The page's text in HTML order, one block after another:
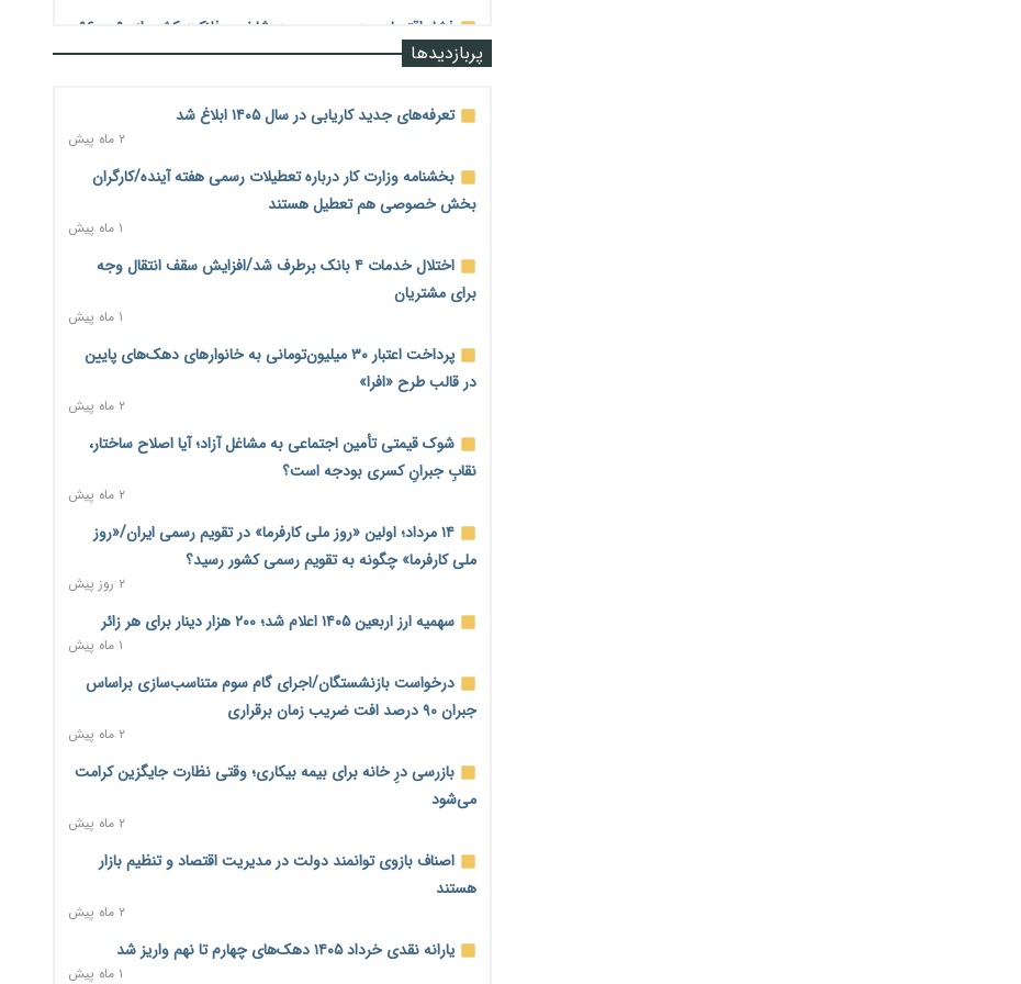
فشار اقتصادی در مسیر صعود؛ شاخص فلاکت کشور از ۹۰ به ۹۶
درصد رسید
رشد ۷۵ هزار میلیاردی بازار خرید اعتباری؛ فین‌تک‌ها وارد میدان
۲ روز پیش
احتمال اختلال ۲۴ ساعته در سامانه‌های تأمین اجتماعی
۲ روز پیش
آغاز اجرای پایلوت «ردا کارت» برای دانشجویان تحصیلات تکمیلی
محدودیت تازه برای شبکه بانکی؛ افزایش سپرده قانونی با هدف
کنترل تورم
ترمز تولید خودرو کشیده شد؛ افت ۲۵ درصدی تیراژ ایران‌خودرو،
سایپا و پارس‌خودرو
۲ روز پیش
نماینده مجلس: توسعه مرزهای زمینی به راهبرد تأمین کالاهای
۲ روز پیش
خانه کارگر قزوین: شکاف دستمزد و هزینه معیشت هر روز عمیق‌تر
می‌شود
رئیس سازمان امور مالیاتی: بلاگرهای پردرآمد مشمول پرداخت
مالیات هستند
پیش‌بینی افزایش تولید برنج؛ نیاز وارداتی کشور به ۵۰۰ هزار تن
کاهش می‌یابد
امضای تفاهم‌نامه تجاری ایران و پاکستان؛ هدف‌گذاری تجارت ۱۰
میلیارد دلاری
۲ روز پیش
پربازدیدها
تعرفه‌های جدید کاریابی در سال ۱۴۰۵ ابلاغ شد
۲ ماه پیش
بخشنامه وزارت کار درباره تعطیلات رسمی هفته آینده/کارگران
بخش خصوصی هم تعطیل هستند
۱ ماه پیش
اختلال خدمات ۴ بانک برطرف شد/افزایش سقف انتقال وجه
برای مشتریان
۱ ماه پیش
پرداخت اعتبار ۳۰ میلیون‌تومانی به خانوارهای دهک‌های پایین
در قالب طرح «افرا»
۲ ماه پیش
شوک قیمتی تأمین اجتماعی به مشاغل آزاد؛ آیا اصلاح ساختار،
نقابِ جبرانِ کسری بودجه است؟
۲ ماه پیش
۱۴ مرداد؛ اولین «روز ملی کارفرما» در تقویم رسمی ایران/«روز
ملی کارفرما» چگونه به تقویم رسمی کشور رسید؟
۲ روز پیش
سهمیه ارز اربعین ۱۴۰۵ اعلام شد؛ ۲۰۰ هزار دینار برای هر زائر
۱ ماه پیش
درخواست بازنشستگان/اجرای گام سوم متناسب‌سازی براساس
جبران ۹۰ درصد افت ضریب زمان برقراری
۲ ماه پیش
بازرسی درِ خانه برای بیمه بیکاری؛ وقتی نظارت جایگزین کرامت
می‌شود
۲ ماه پیش
اصناف بازوی توانمند دولت در مدیریت اقتصاد و تنظیم بازار
هستند
۲ ماه پیش
یارانه نقدی خرداد ۱۴۰۵ دهک‌های چهارم تا نهم واریز شد
۱ ماه پیش